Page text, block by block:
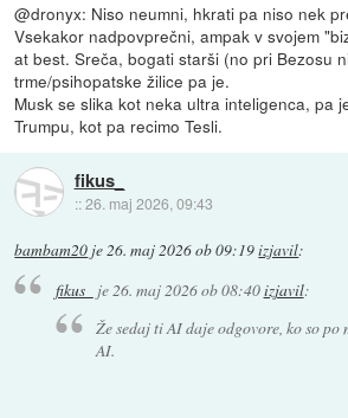
@dronyx: Niso neumni, hkrati pa niso nek
Vsekakor nadpovprečni, ampak v svojem
at best. Sreča, bogati starši (no pri Bezosu
trme/psihopatske žilice pa je.
Musk se slika kot neka ultra inteligenca, pa
Trumpu, kot pa recimo Tesli.
fikus_
::26. maj 2026, 09:43
bambam20 je26. maj 2026 ob 09:19izjavil:
fikus_ je 26. maj 2026 ob 08:40izjavil:
Že sedaj ti AI daje odgovore, ko so po
AI.